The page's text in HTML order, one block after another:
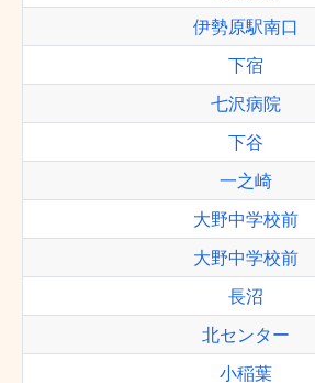
伊勢原駅南口
下宿
七沢病院
下谷
一之崎
大野中学校前
大野中学校前
長沼
北センター
小稲葉